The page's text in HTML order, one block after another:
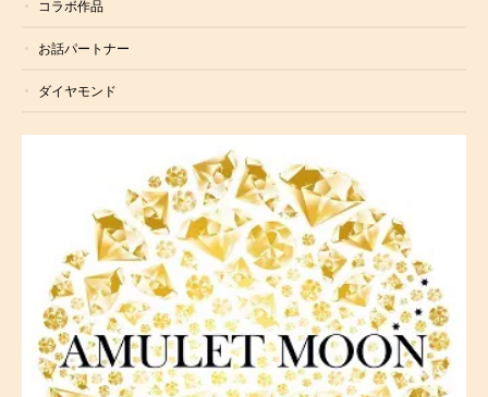
コラボ作品
お話パートナー
ダイヤモンド